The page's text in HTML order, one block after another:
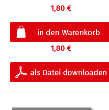
1,80 €
1,80 €